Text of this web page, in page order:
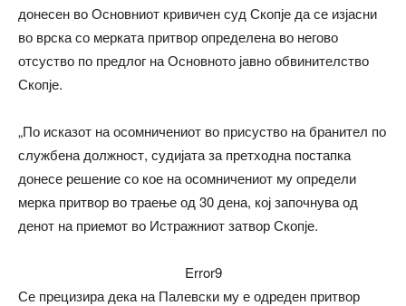
донесен во Основниот кривичен суд Скопје да се изјасни
во врска со мерката притвор определена во негово
отсуство по предлог на Основното јавно обвинителство
Скопје.
„По исказот на осомничениот во присуство на бранител по
службена должност, судијата за претходна постапка
донесе решение со кое на осомничениот му определи
мерка притвор во траење од 30 дена, кој започнува од
денот на приемот во Истражниот затвор Скопје.
Error9
Се прецизира дека на Палевски му е одреден притвор